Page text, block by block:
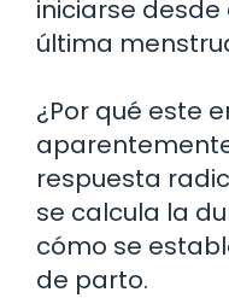
iniciarse
última
¿Por qué este
respuesta
se calcula la
cómo se
de parto.